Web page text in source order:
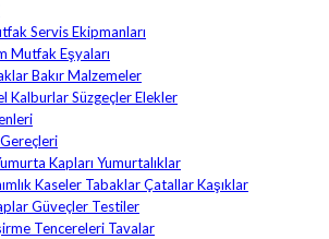
Servis Ekipmanları
Mutfak Eşyaları
Bakır Malzemeler
Kalburlar Süzgeçler Elekler
Kapları Yumurtalıklar
Kaseler Tabaklar Çatallar Kaşıklar
Güveçler Testiler
Tencereleri Tavalar